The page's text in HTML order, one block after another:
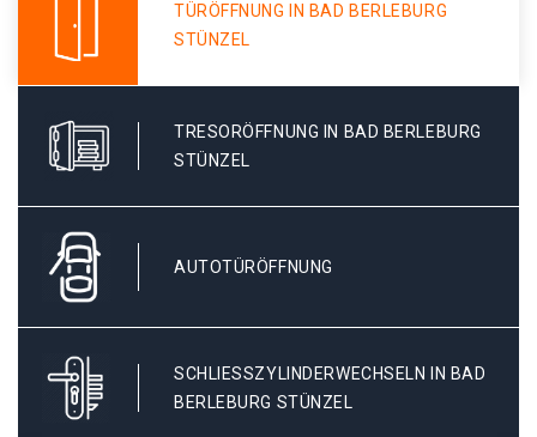
TÜRÖFFNUNG IN BAD BERLEBURG
STÜNZEL
TRESORÖFFNUNG IN BAD BERLEBURG
STÜNZEL
AUTOTÜRÖFFNUNG
SCHLIESSZYLINDERWECHSELN IN BAD B
ERLEBURG STÜNZEL